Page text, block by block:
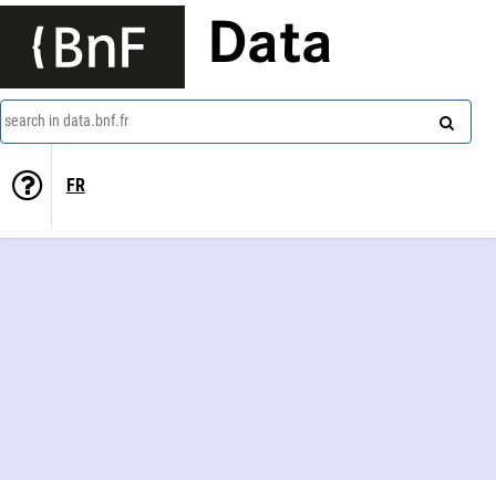
Data
search in data.bnf.fr
FR